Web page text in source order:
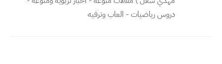
دروس رياضيات - العاب وترفيه